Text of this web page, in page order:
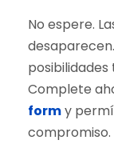
No espere.
posibilidades
Complete
formy